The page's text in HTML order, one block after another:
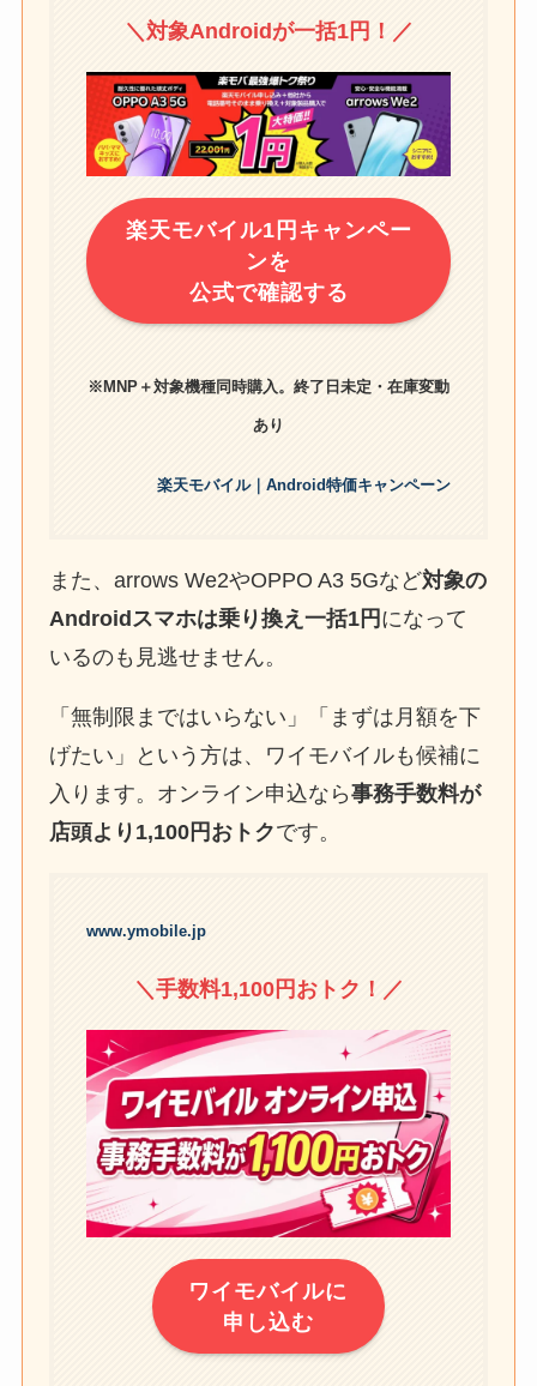
＼対象Androidが一括1円！／
楽天モバイル1円キャンペー
ンを
公式で確認する
※MNP＋対象機種同時購入。終了日未定・在庫変動
あり
楽天モバイル｜Android特価キャンペーン
また、arrows We2やOPPO A3 5Gなど対象の
Androidスマホは乗り換え一括1円 になって
いるのも見逃せません。
「無制限まではいらない」「まずは月額を下
げたい」という方は、ワイモバイルも候補に
入ります。オンライン申込なら事務手数料が
店頭より1,100円おトクです。
www.ymobile.jp
＼手数料1,100円おトク！／
ワイモバイルに
申し込む